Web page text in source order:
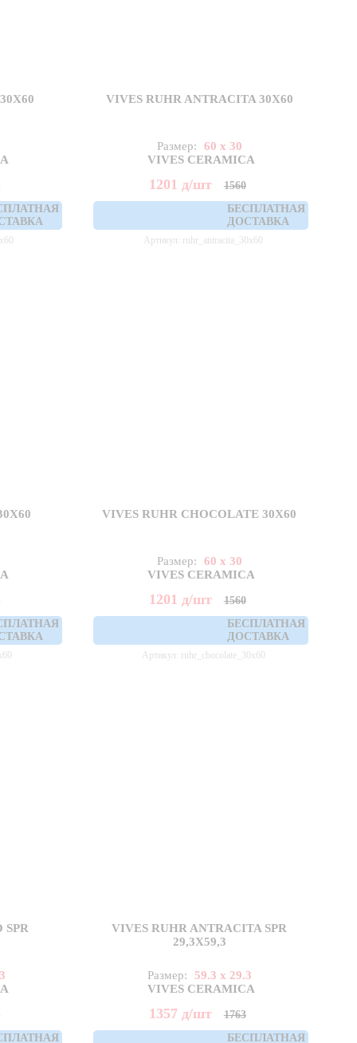
VIVES RUHR ANTRACITA 30X60
Размер:
60 x 30
VIVES CERAMICA
1201 д/шт
1560
БЕСПЛАТНАЯ
ДОСТАВКА
Артикул: ruhr_antracita_30x60
VIVES RUHR CHOCOLATE 30X60
Размер:
60 x 30
VIVES CERAMICA
1201 д/шт
1560
БЕСПЛАТНАЯ
ДОСТАВКА
Артикул: ruhr_chocolate_30x60
SPR
VIVES RUHR ANTRACITA SPR
29,3X59,3
Размер:
59.3 x 29.3
VIVES CERAMICA
1357 д/шт
1763
БЕСПЛАТНАЯ